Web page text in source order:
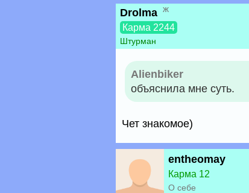
Drolma ж
Карма 2244
Штурман
Alienbiker
объяснила мне суть.
Чет знакомое)
entheomay
Карма 12
О себе